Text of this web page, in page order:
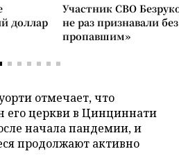
доллар
Участник СВО
не раз признавали
пропавшим»
отмечает, что
его церкви в Цинциннати
начала пандемии, и
продолжают активно